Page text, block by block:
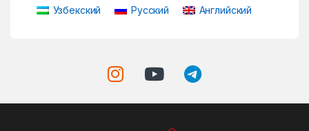
Узбекский Русский Английский